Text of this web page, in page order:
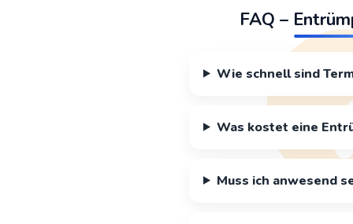
FAQ –
Wie schnell sind
Was kostet eine
Muss ich anwesend